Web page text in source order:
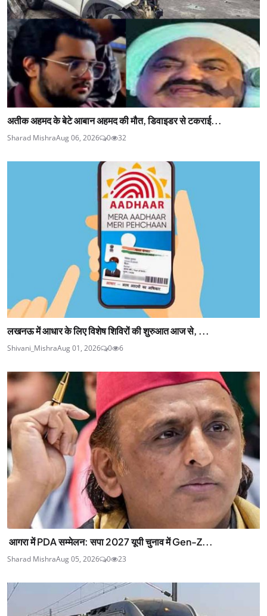
अतीक अहमद के बेटे आबान अहमद की मौत, डिवाइडर से टकराई...
Sharad MishraAug 06, 2026 0 32
लखनऊ में आधार के लिए विशेष शिविरों की शुरुआत आज से, ...
Shivani_MishraAug 01, 2026 0 6
आगरा में PDA सम्मेलन: सपा 2027 यूपी चुनाव में Gen-Z...
Sharad MishraAug 05, 2026 0 23